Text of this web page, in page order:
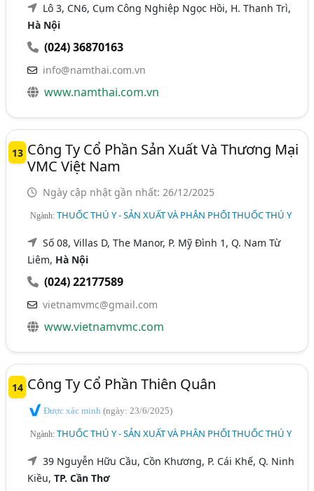
Lô 3, CN6, Cụm Công Nghiệp Ngọc Hồi, H. Thanh Trì,
Hà Nội
(024) 36870163
info@namthai.com.vn
www.namthai.com.vn
13 Công Ty Cổ Phần Sản Xuất Và Thương Mại
VMC Việt Nam
Ngày cập nhật gần nhất: 26/12/2025
Ngành:THUỐC THÚ Y - SẢN XUẤT VÀ PHÂN PHỐI THUỐC THÚ Y
Số 08, Villas D, The Manor, P. Mỹ Đình 1, Q. Nam Từ
Liêm, Hà Nội
(024) 22177589
vietnamvmc@gmail.com
www.vietnamvmc.com
14 Công Ty Cổ Phần Thiên Quân
Được xác minh(ngày: 23/6/2025)
Ngành:THUỐC THÚ Y - SẢN XUẤT VÀ PHÂN PHỐI THUỐC THÚ Y
39 Nguyễn Hữu Cầu, Cồn Khương, P. Cái Khế, Q. Ninh
Kiều,TP. Cần Thơ